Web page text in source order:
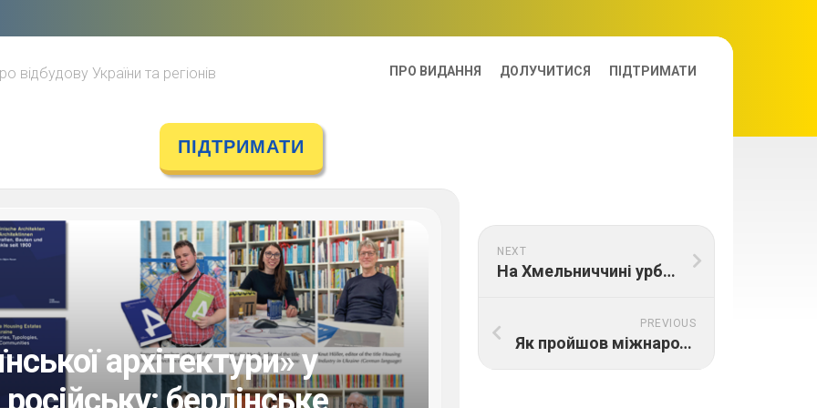
відбудову України та регіонів ПРО ВИДАННЯ ДОЛУЧИТИСЯ ПІДТРИМАТИ
ПІДТРИМАТИ
архітектури» у
NEXT
На Хмельниччині урбаністи відновлюють закинуту будівлю, щоб оселити 250 переселенців
PREVIOUS
Як пройшов міжнародний RECOVERY CONSTRUCTION FORUM у Варшаві